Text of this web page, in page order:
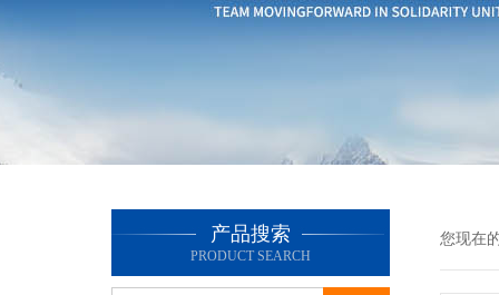
产品搜索
PRODUCT SEARCH
您现在